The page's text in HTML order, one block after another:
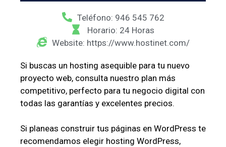
Teléfono: 946 545 762
Horario: 24 Horas
Website: https://www.hostinet.com/
Si buscas un hosting asequible para tu nuevo
proyecto web, consulta nuestro plan más
competitivo, perfecto para tu negocio digital con
todas las garantías y excelentes precios.
Si planeas construir tus páginas en WordPress te
recomendamos elegir hosting WordPress,